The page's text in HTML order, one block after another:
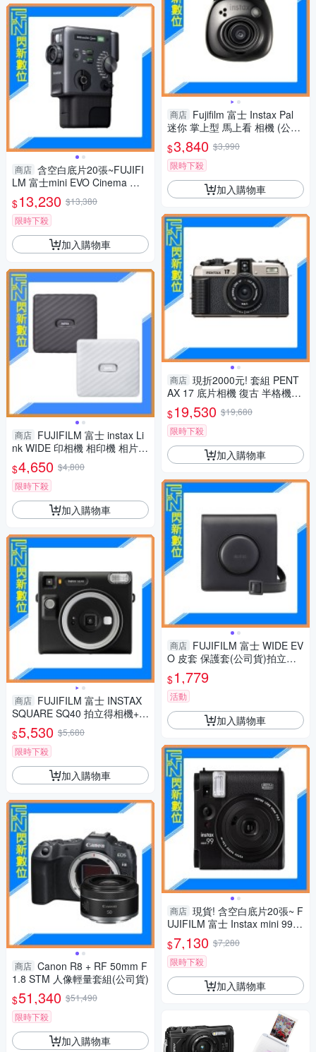
商店 含空白底片20張~FUJIFI
LM 富士mini EVO Cinema 三
合一 拍立得 拍照/影片/列印(公
司貨)
$13,230 $13,380
限時下殺
加入購物車
商店 FUJIFILM 富士 instax Li
nk WIDE 印相機 相印機 相片印
表機(公司貨)白/灰
$4,650 $4,800
限時下殺
加入購物車
商店 FUJIFILM 富士 INSTAX
SQUARE SQ40 拍立得相機+2
0張底片(公司貨)方型底片
$5,530 $5,680
限時下殺
加入購物車
商店 Canon R8 + RF 50mm F
1.8 STM 人像輕量套組(公司貨)
$51,340 $51,490
限時下殺
加入購物車
商店 Fujifilm 富士 Instax Pal
迷你 掌上型 馬上看 相機 (公司
貨) 寶石黑
$3,840 $3,990
限時下殺
加入購物車
商店 現折2000元! 套組 PENT
AX 17 底片相機 復古 半格機
(公司貨)
$19,530 $19,680
限時下殺
加入購物車
商店 FUJIFILM 富士 WIDE EV
O 皮套 保護套(公司貨)拍立得
寬幅
$1,779
活動
加入購物車
商店 現貨! 含空白底片20張~ F
UJIFILM 富士 Instax mini 99
拍立得 相機(mini99,公司貨)
$7,130 $7,280
限時下殺
加入購物車